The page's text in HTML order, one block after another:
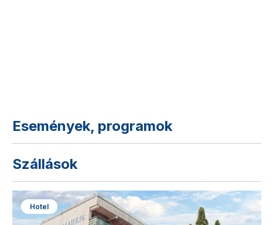
Események, programok
Szállások
Hotel